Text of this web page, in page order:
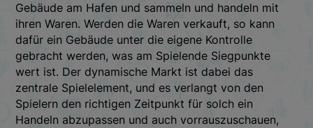
Gebäude am Hafen und sammeln und handeln mit
ihren Waren. Werden die Waren verkauft, so kann
dafür ein Gebäude unter die eigene Kontrolle
gebracht werden, was am Spielende Siegpunkte
wert ist. Der dynamische Markt ist dabei das
zentrale Spielelement, und es verlangt von den
Spielern den richtigen Zeitpunkt für solch ein
Handeln abzupassen und auch vorrauszuschauen,